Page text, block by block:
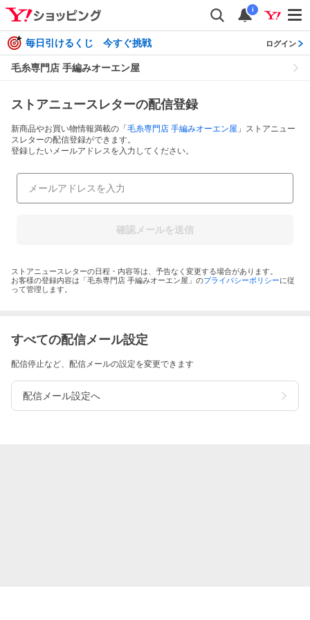
i
毎日引けるくじ 今すぐ挑戦 ログイン
毛糸専門店 手編みオーエン屋
ストアニュースレターの配信登録
新商品やお買い物情報満載の「 毛糸専門店 手編みオーエン屋 」ストアニュー
スレターの配信登録ができます。
登録したいメールアドレスを入力してください。
確認メールを送信
ストアニュースレターの日程・内容等は、予告なく変更する場合があります。
お客様の登録内容は「毛糸専門店 手編みオーエン屋 」のプライバシーポリシーに従
って管理します。
すべての配信メール設定
配信停止など、配信メールの設定を変更できます
配信メール設定へ